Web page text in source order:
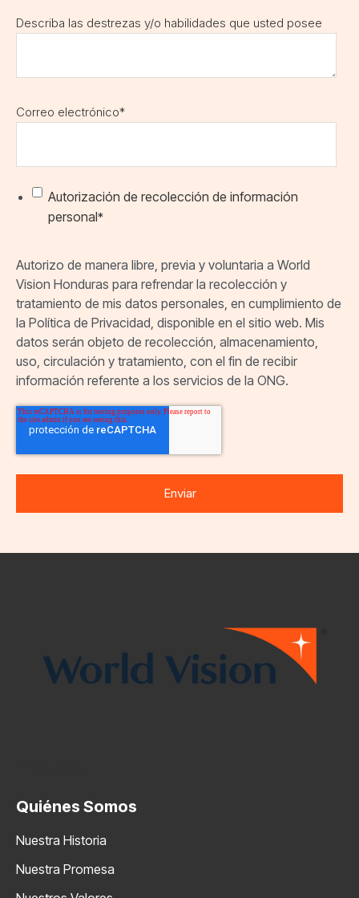
Describa las destrezas y/o habilidades que usted posee
Correo electrónico*
Autorización de recolección de información
personal*
Autorizo de manera libre, previa y voluntaria a World
Vision Honduras para refrendar la recolección y
tratamiento de mis datos personales, en cumplimiento de
la Política de Privacidad, disponible en el sitio web. Mis
datos serán objeto de recolección, almacenamiento,
uso, circulación y tratamiento, con el fin de recibir
información referente a los servicios de la ONG.
Quiénes Somos
Nuestra Historia
Nuestra Promesa